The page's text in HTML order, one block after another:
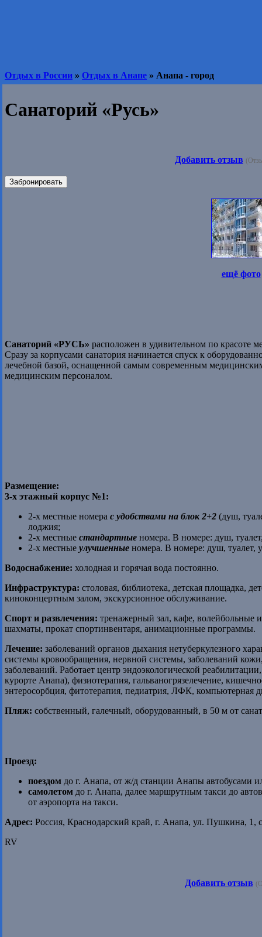
Отдых в России » Отдых в Анапе » Анапа - город
Санаторий «Русь»
Добавить отзыв
Забронировать
ещё фото
Санаторий «РУСЬ» расположен в удивительном по красоте
Сразу за корпусами санатория начинается спуск к
лечебной базой, оснащенной самым современным
медицинским персоналом.
Размещение:
3-х этажный корпус №1:
2-х местные номера с удобствами на блок 2+2 (душ,
лоджия;
2-х местные стандартные номера. В номере: душ,
2-х местные улучшенные номера. В номере: душ,
Водоснабжение: холодная и горячая вода постоянно.
Инфраструктура: столовая, библиотека, детская площадка,
киноконцертным залом, экскурсионное обслуживание.
Спорт и развлечения: тренажерный зал, кафе, волейбольные
шахматы, прокат спортинвентаря, анимационные программы.
Лечение: заболеваний органов дыхания нетуберкулезного
системы кровообращения, нервной системы, заболеваний
заболеваний. Работает центр эндоэкологической
курорте Анапа), физиотерапия, гальваногрязелечение,
энтеросорбция, фитотерапия, педиатрия, ЛФК, компьютерная
Пляж: собственный, галечный, оборудованный, в 50 м от
Проезд:
поездом до г. Анапа, от ж/д станции Анапы автобусами
самолетом до г. Анапа, далее маршрутным такси до
от аэропорта на такси.
Адрес: Россия, Краснодарский край, г. Анапа, ул. Пушкина, 1,
RV
Добавить отзыв